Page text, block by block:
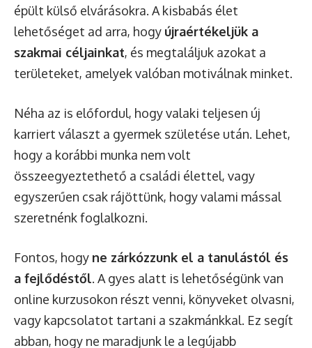
épült külső elvárásokra. A kisbabás élet
lehetőséget ad arra, hogy újraértékeljük a
szakmai céljainkat, és megtaláljuk azokat a
területeket, amelyek valóban motiválnak minket.
Néha az is előfordul, hogy valaki teljesen új
karriert választ a gyermek születése után. Lehet,
hogy a korábbi munka nem volt
összeegyeztethető a családi élettel, vagy
egyszerűen csak rájöttünk, hogy valami mással
szeretnénk foglalkozni.
Fontos, hogy ne zárkózzunk el a tanulástól és
a fejlődéstől. A gyes alatt is lehetőségünk van
online kurzusokon részt venni, könyveket olvasni,
vagy kapcsolatot tartani a szakmánkkal. Ez segít
abban, hogy ne maradjunk le a legújabb